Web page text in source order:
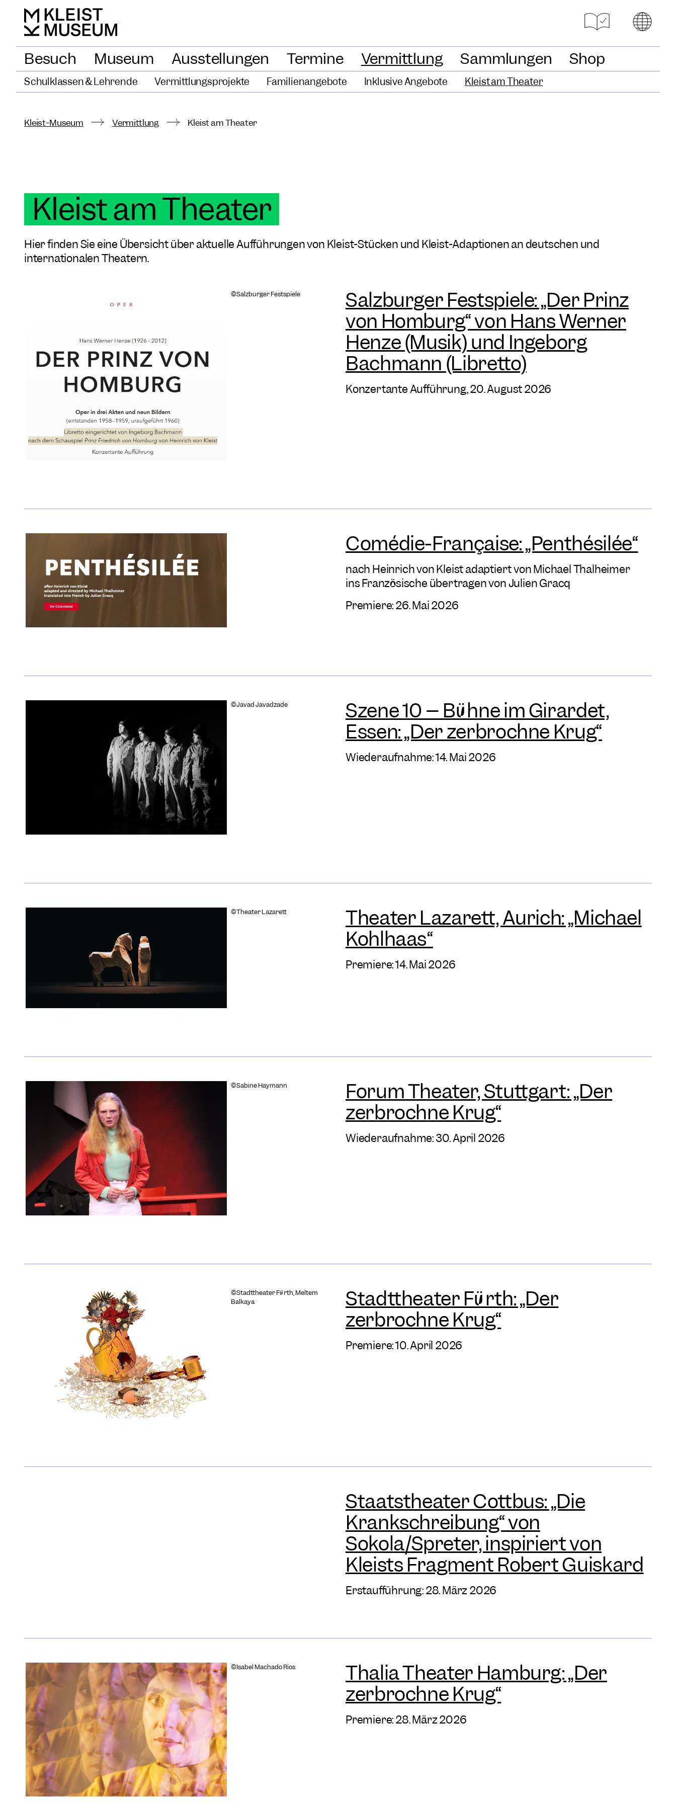
Besuch Museum Ausstellungen Termine Vermittlung
Schulklassen & Lehrende Vermittlungsprojekte Familienangebote Inklusive Angebote Kleist am Theater
Sammlungen Shop
Kleist-Museum Vermittlung Kleist am Theater
Kleist am Theater
Hier finden Sie eine Übersicht über aktuelle Aufführungen von Kleist-Stücken und Kleist-Adaptionen an deutschen und
internationalen Theatern.
©Salzburger Festspiele
Salzburger Festspiele: „Der Prinz
von Homburg“ von Hans Werner
Henze (Musik) und Ingeborg
Bachmann (Libretto)
Konzertante Aufführung, 20. August 2026
Comédie-Française: „Penthésilée“
nach Heinrich von Kleist adaptiert von Michael Thalheimer
ins Französische übertragen von Julien Gracq
Premiere: 26. Mai 2026
©Javad Javadzade
Szene 10 – Bühne im Girardet,
Essen: „Der zerbrochne Krug“
Wiederaufnahme: 14. Mai 2026
©Theater Lazarett
Theater Lazarett, Aurich: „Michael
Kohlhaas“
Premiere: 14. Mai 2026
©Sabine Haymann
Forum Theater, Stuttgart: „Der
zerbrochne Krug“
Wiederaufnahme: 30. April 2026
©Stadttheater Fürth, Meltem
Balkaya
Stadttheater Fürth: „Der
zerbrochne Krug“
Premiere: 10. April 2026
Staatstheater Cottbus: „Die
Krankschreibung“ von
Sokola/Spreter, inspiriert von
Kleists Fragment Robert Guiskard
Erstaufführung: 28. März 2026
©Isabel Machado Rios
Thalia Theater Hamburg: „Der
zerbrochne Krug“
Premiere: 28. März 2026